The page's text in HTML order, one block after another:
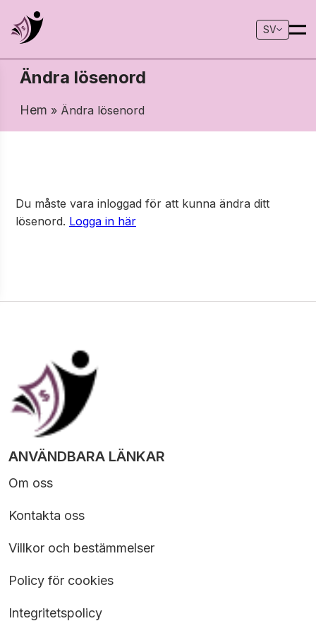
SV
Ändra lösenord
Hem » Ändra lösenord
Du måste vara inloggad för att kunna ändra ditt
lösenord. Logga in här
ANVÄNDBARA LÄNKAR
Om oss
Kontakta oss
Villkor och bestämmelser
Policy för cookies
Integritetspolicy